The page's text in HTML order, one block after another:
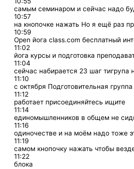
самым семинаром и сейчас надо
10:57
на кнопочке нажать Но я ещё раз
10:59
Open йога class.com бесплатный
11:02
йога курсы и подготовка
11:04
сейчас набирается 23 шаг тигрупа
11:10
с октября Подготовительная
11:12
работает присоединяйтесь ищите
11:14
единомышленников в общем не
11:16
одиночестве и на моём надо тоже
11:19
самом кнопочку нажать чтобы
11:22
блока